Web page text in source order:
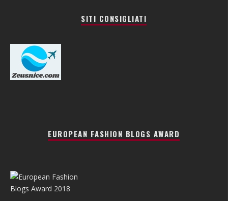
SITI CONSIGLIATI
EUROPEAN FASHION BLOGS AWARD